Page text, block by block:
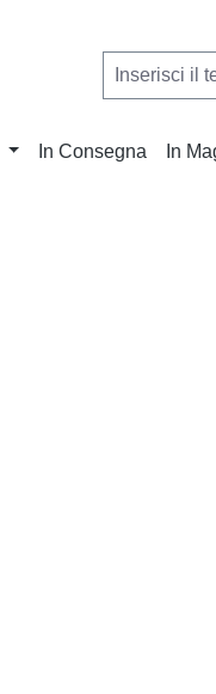
In Consegna In